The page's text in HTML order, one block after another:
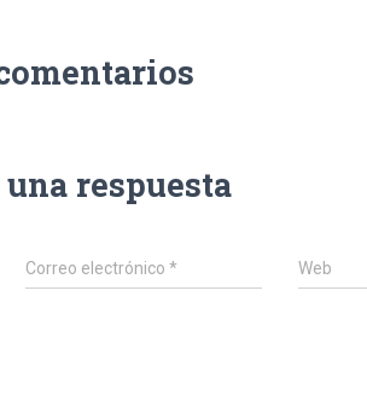
una respuesta
Correo electrónico* Web